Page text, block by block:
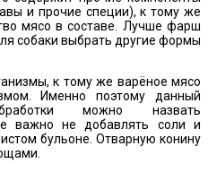
и прочие специи), к тому же
мясо в составе. Лучше фарш
собаки выбрать другие формы
к тому же варёное мясо
Именно поэтому данный
можно назвать
важно не добавлять соли и
бульоне. Отварную конину